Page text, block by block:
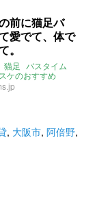
前に猫足バ
愛でて、体で
。
猫足
バスタイム
ケのおすすめ
, 大阪市, 阿倍野,